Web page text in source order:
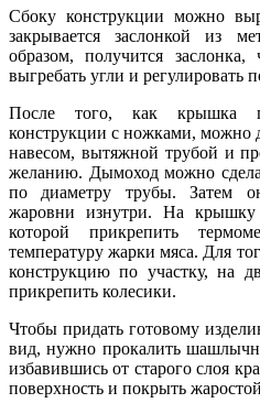
Сбоку конструкции можно
закрывается заслонкой из
образом, получится
выгребать угли и регулировать
После того, как крышка
конструкции с ножками, можно
навесом, вытяжной трубой и
желанию. Дымоход можно
по диаметру трубы. Затем
жаровни изнутри. На
которой прикрепить
температуру жарки мяса. Для
конструкцию по участку, на
прикрепить колесики.
Чтобы придать готовому
вид, нужно прокалить
избавившись от старого слоя
поверхность и покрыть